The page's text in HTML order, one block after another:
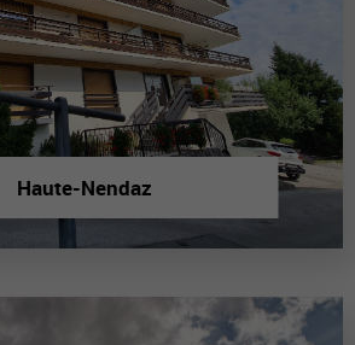
Haute-Nendaz